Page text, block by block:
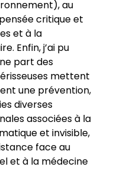
au
critique et
et à la
Enfin, j’ai pu
part des
mettent
une prévention,
diverses
associées à la
et invisible,
face au
et à la médecine